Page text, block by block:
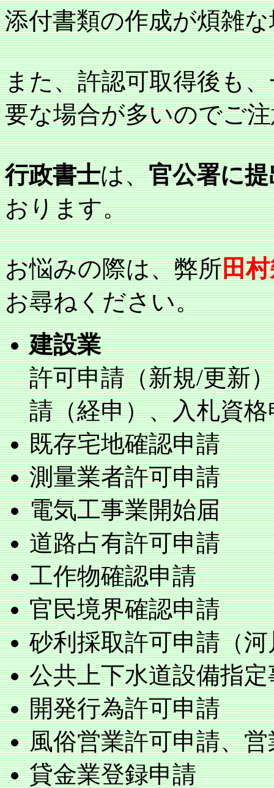
添付書類の作成が煩雑
また、許認可取得後も
要な場合が多いのでご
行政書士は、官公署に
おります。
お悩みの際は、弊所田
お尋ねください。
建設業
許可申請（新規/更新
請（経申）、入札資格
既存宅地確認申請
測量業者許可申請
電気工事業開始届
道路占有許可申請
工作物確認申請
官民境界確認申請
砂利採取許可申請（河
公共上下水道設備指
開発行為許可申請
風俗営業許可申請、
貸金業登録申請